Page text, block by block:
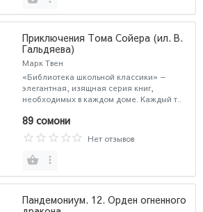
Приключения Тома Сойера (ил. В.
Гальдяева)
Марк Твен
«Библиотека школьной классики» —
элегантная, изящная серия книг,
необходимых в каждом доме. Каждый т..
89 сомони
Нет отзывов
Пандемониум. 12. Орден огненного